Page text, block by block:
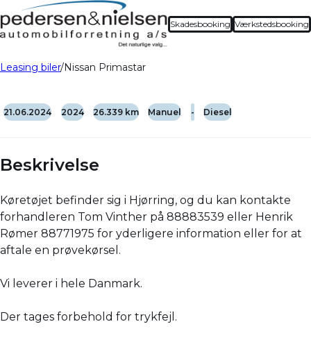
Skadesbooking Værkstedsbooking
Leasing biler Nissan Primastar
21.06.2024 2024 26.339 km Manuel - Diesel
Beskrivelse
Køretøjet befinder sig i Hjørring, og du kan kontakte
forhandleren Tom Vinther på 88883539 eller Henrik
Rømer 88771975 for yderligere information eller for at
aftale en prøvekørsel.
Vi leverer i hele Danmark.
Der tages forbehold for trykfejl.